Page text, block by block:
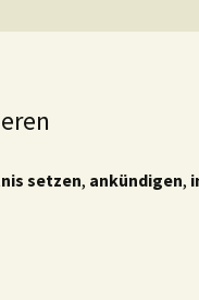
setzen, ankündigen,